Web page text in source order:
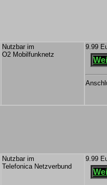
Nutzbar im
O2 Mobilfunknetz
9.99
Nutzbar im
Telefonica Netzverbund
9.99